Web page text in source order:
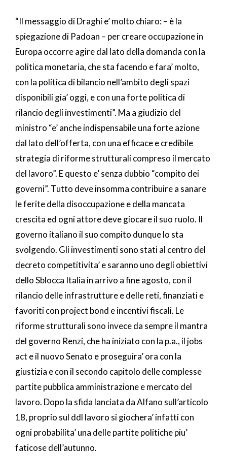
“Il messaggio di Draghi e’ molto chiaro: – è la
spiegazione di Padoan – per creare occupazione in
Europa occorre agire dal lato della domanda con la
politica monetaria, che sta facendo e fara’ molto,
con la politica di bilancio nell’ambito degli spazi
disponibili gia’ oggi, e con una forte politica di
rilancio degli investimenti”. Ma a giudizio del
ministro “e’ anche indispensabile una forte azione
dal lato dell’offerta, con una efficace e credibile
strategia di riforme strutturali compreso il mercato
del lavoro”. E questo e’ senza dubbio “compito dei
governi”. Tutto deve insomma contribuire a sanare
le ferite della disoccupazione e della mancata
crescita ed ogni attore deve giocare il suo ruolo. Il
governo italiano il suo compito dunque lo sta
svolgendo. Gli investimenti sono stati al centro del
decreto competitivita’ e saranno uno degli obiettivi
dello Sblocca Italia in arrivo a fine agosto, con il
rilancio delle infrastrutture e delle reti, finanziati e
favoriti con project bond e incentivi fiscali. Le
riforme strutturali sono invece da sempre il mantra
del governo Renzi, che ha iniziato con la p.a., il jobs
act e il nuovo Senato e proseguira’ ora con la
giustizia e con il secondo capitolo delle complesse
partite pubblica amministrazione e mercato del
lavoro. Dopo la sfida lanciata da Alfano sull’articolo
18, proprio sul ddl lavoro si giochera’ infatti con
ogni probabilita’ una delle partite politiche piu’
faticose dell’autunno.